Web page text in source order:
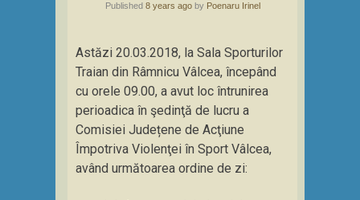
Published 8 years agoby Poenaru Irinel
Astăzi 20.03.2018, la Sala Sporturilor
Traian din Râmnicu Vâlcea, începând
cu orele 09.00, a avut loc întrunirea
perioadica în şedinţă de lucru a
Comisiei Județene de Acţiune
Împotriva Violenţei în Sport Vâlcea,
având următoarea ordine de zi: